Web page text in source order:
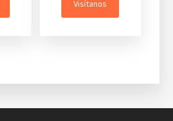
Visítanos